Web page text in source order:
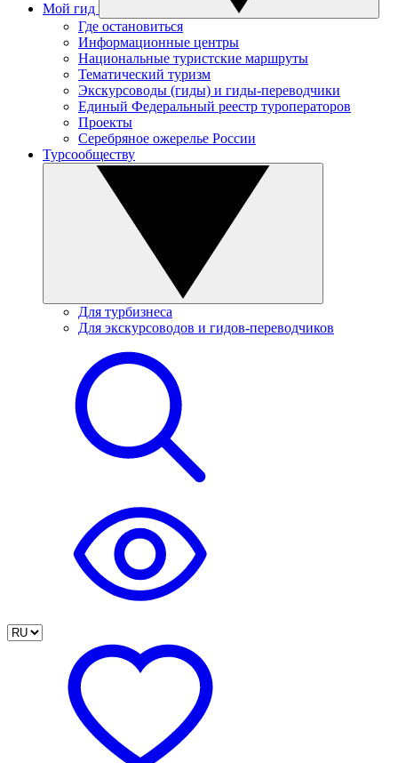
Мой гид
Где остановиться
Информационные центры
Национальные туристские маршруты
Тематический туризм
Экскурсоводы (гиды) и гиды-переводчики
Единый Федеральный реестр туроператоров
Проекты
Серебряное ожерелье России
Турсообществу
Для турбизнеса
Для экскурсоводов и гидов-переводчиков